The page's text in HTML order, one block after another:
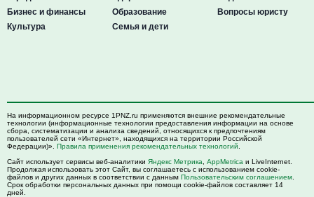
Бизнес и финансы
Культура
Образование
Семья и дети
Вопросы юристу
На информационном ресурсе 1PNZ.ru применяются внешние рекомендательные
технологии (информационные технологии предоставления информации на основе
сбора, систематизации и анализа сведений, относящихся к предпочтениям
пользователей сети «Интернет», находящихся на территории Российской
Федерации)». Правила применения рекомендательных технологий
Сайт использует сервисы веб-аналитики Яндекс Метрика AppMetrica и LiveInternet.
Продолжая использовать этот Сайт, вы соглашаетесь с использованием cookie-
файлов и других данных в соответствии с данным Пользовательским соглашением
Срок обработки персональных данных при помощи cookie-файлов составляет 14
дней.